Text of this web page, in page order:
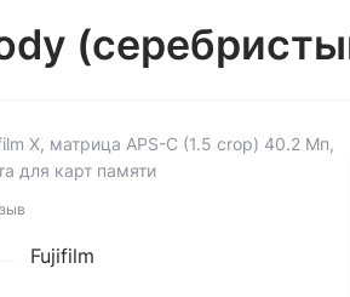
X, матрица APS-C (1.5 crop) 40.2 Мп,
для карт памяти
Fujifilm